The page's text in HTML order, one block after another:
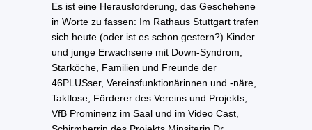
Es ist eine Herausforderung, das Geschehene
in Worte zu fassen: Im Rathaus Stuttgart trafen
sich heute (oder ist es schon gestern?) Kinder
und junge Erwachsene mit Down-Syndrom,
Starköche, Familien und Freunde der
46PLUSser, Vereinsfunktionärinnen und -näre,
Taktlose, Förderer des Vereins und Projekts,
VfB Prominenz im Saal und im Video Cast,